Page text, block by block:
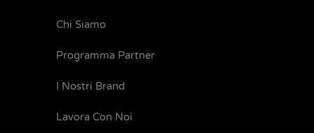
Chi Siamo
Programma Partner
I Nostri Brand
Lavora Con Noi